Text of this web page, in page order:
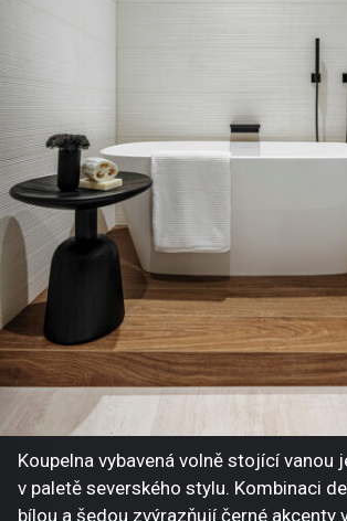
Koupelna vybavená volně stojící vanou
v paletě severského stylu. Kombinaci
bílou a šedou zvýrazňují černé akcenty